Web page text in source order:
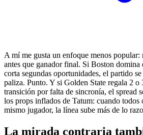
A mí me gusta un enfoque menos popular:
antes que ganador final. Si Boston
corta segundas oportunidades, el partido
paliza. Punto. Y si Golden State regala 2 o
transición por falta de sincronía, el spread
los props inflados de Tatum: cuando todos
mismo jugador, la línea sube más de lo
La mirada contraria